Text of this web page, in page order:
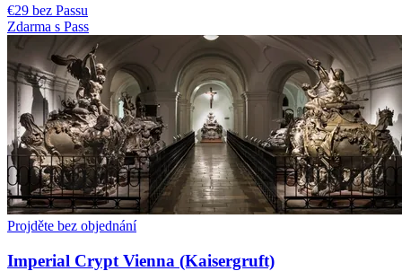
€29 bez Passu
Zdarma s Pass
Projděte bez objednání
Imperial Crypt Vienna (Kaisergruft)